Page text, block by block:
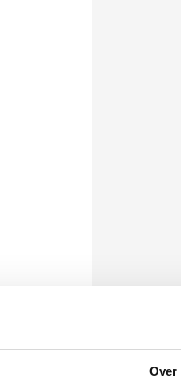
Over